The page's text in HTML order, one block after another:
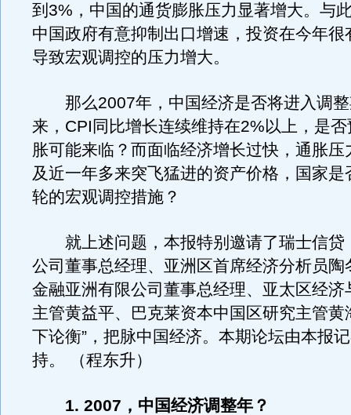
到3%，中国的通货膨胀压力显著增大。与
中国政府有意抑制出口增速，投资在今年很
导致宏观调控的压力增大。
那么2007年，中国经济是否将进入调整
来，CPI同比增长连续维持在2%以上，是
胀可能来临？而面临经济增长过快，通胀压
及近一年多来突飞猛进的资产价格，国家是
轮的宏观调控措施？
就上述问题，本报特别邀请了瑞士信贷
公司董事总经理、亚洲区首席经济分析员陶
金融亚洲有限公司董事总经理、亚太区经济
主管黄益平、巴克莱资本中国区研究主管黄
下论衡”，把脉中国经济。本期论坛由本报
持。 （程东升）
1. 2007，中国经济调整年？